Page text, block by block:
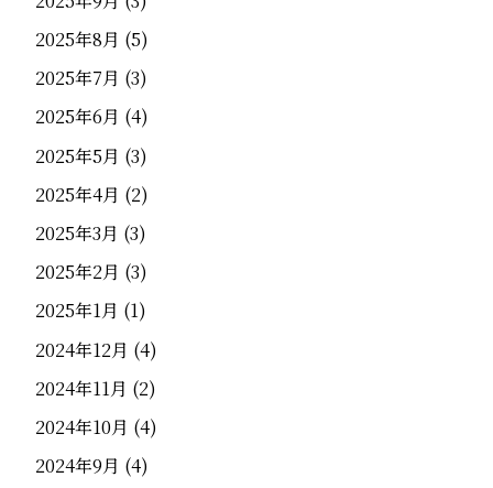
2025年8月 (5)
2025年7月 (3)
2025年6月 (4)
2025年5月 (3)
2025年4月 (2)
2025年3月 (3)
2025年2月 (3)
2025年1月 (1)
2024年12月 (4)
2024年11月 (2)
2024年10月 (4)
2024年9月 (4)